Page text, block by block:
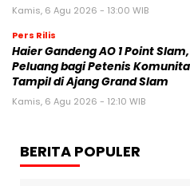
Kamis, 6 Agu 2026 - 13:00 WIB
Pers Rilis
Haier Gandeng AO 1 Point
Peluang bagi Petenis
Tampil di Ajang Grand Slam
Kamis, 6 Agu 2026 - 12:10 WIB
BERITA POPULER